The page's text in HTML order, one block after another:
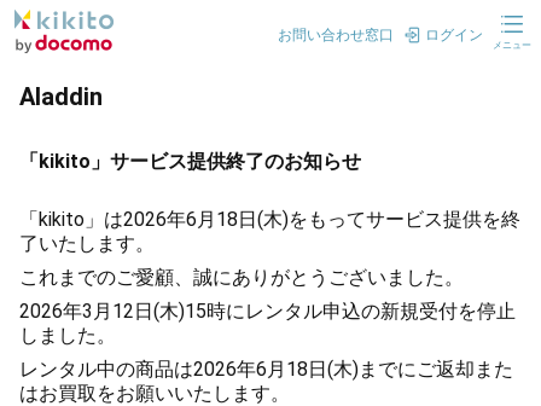
お問い合わせ窓口 ログイン
メニュー
Aladdin
「kikito」サービス提供終了のお知らせ
「kikito」は2026年6月18日(木)をもってサービス提供を終
了いたします。
これまでのご愛顧、誠にありがとうございました。
2026年3月12日(木)15時にレンタル申込の新規受付を停止
しました。
レンタル中の商品は2026年6月18日(木)までにご返却また
はお買取をお願いいたします。